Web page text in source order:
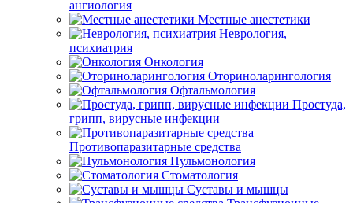
ангиология
Местные анестетики
Неврология,
психиатрия
Онкология
Оториноларингология
Офтальмология
Простуда,
грипп, вирусные инфекции
Противопаразитарные средства
Пульмонология
Стоматология
Суставы и мышцы